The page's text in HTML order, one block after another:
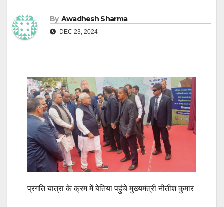
By Awadhesh Sharma
DEC 23, 2024
प्रगति यात्रा के क्रम में बेतिया पहुंचे मुख्यमंत्री नीतीश कुमार